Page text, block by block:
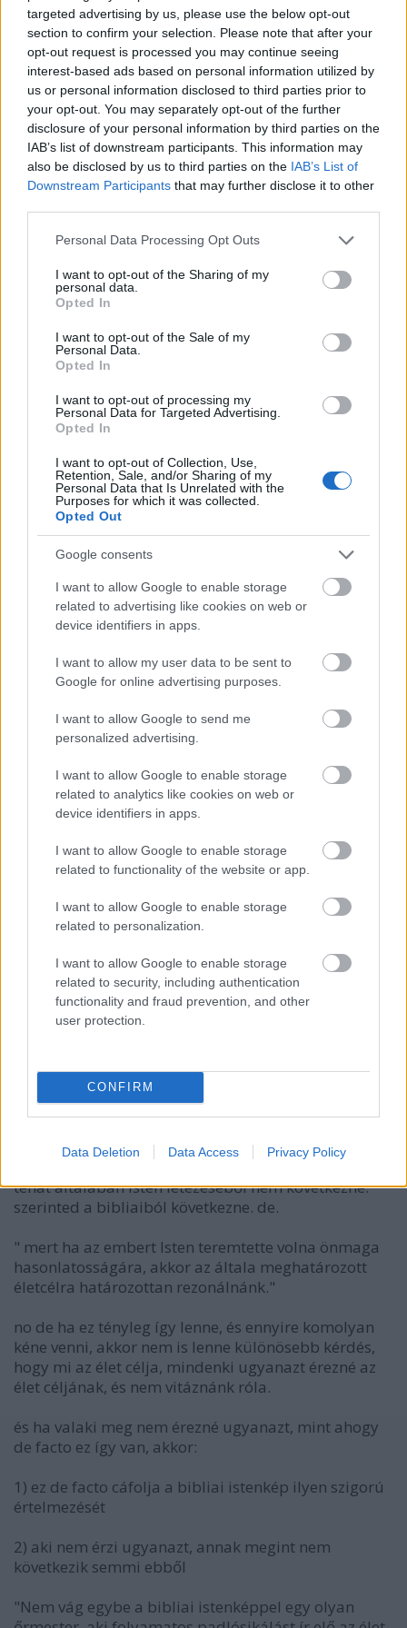
targeted advertising by us, please use the below opt-out
section to confirm your selection. Please note that after your
opt-out request is processed you may continue seeing
interest-based ads based on personal information utilized by
us or personal information disclosed to third parties prior to
your opt-out. You may separately opt-out of the further
disclosure of your personal information by third parties on the
IAB’s list of downstream participants. This information may
also be disclosed by us to third parties on the IAB’s List of
Downstream Participants that may further disclose it to other
Please note that this website/app uses one or more Google
not limited to your visit or usage behaviour. You may click to
grant or deny consent to Google and its third-party tags to
use your data for below specified purposes in below Google
consent section.
Personal Data Processing Opt Outs
I want to opt-out of the Sharing of my
personal data.
Opted In
I want to opt-out of the Sale of my
Personal Data.
Opted In
I want to opt-out of processing my
Personal Data for Targeted Advertising.
Opted In
I want to opt-out of Collection, Use,
Retention, Sale, and/or Sharing of my
Personal Data that Is Unrelated with the
Purposes for which it was collected.
Opted Out
Google consents
I want to allow Google to enable storage
related to advertising like cookies on web or
device identifiers in apps.
I want to allow my user data to be sent to
Google for online advertising purposes.
I want to allow Google to send me
personalized advertising.
I want to allow Google to enable storage
related to analytics like cookies on web or
device identifiers in apps.
I want to allow Google to enable storage
related to functionality of the website or app.
I want to allow Google to enable storage
related to personalization.
I want to allow Google to enable storage
related to security, including authentication
functionality and fraud prevention, and other
user protection.
CONFIRM
Data Deletion Data Access Privacy Policy
alkotott, ízekre lehetne szedni az egész beszédét jó
cikket lehetne belőle írni. Amúgy ha nem láttad lesz
most megint egy vita arról, hogy felelős-e a vallás
vagy a társadalmi közeg valakinek a terroristává
válásában. Érdekes lehet.
www.facebook.com/events/569622126508416/?
ref_dashboard_filter=upcoming
Brendel Mátyás
11 éve
@AlexG: A Pascal idézetbe azért túl sokat látsz bele.
szakértők fognak vitázni egy teológussal. Nyilván
senki nem fog valláskritikai véleményt képviselni.
A youtube felvételért kösz, láttam már tegnap
valahol, de most megírtam.
Késes Szent Alia
"isten létezéséből nem következne semmi az élet
értelmére."
A bibliai istenkép alapján következne, mert ha az
embert Isten teremtette volna önmaga
hasonlatosságára, akkor az általa meghatározott
életcélra határozottan rezonálnánk. Éreznénk, hogy
ez valahogy jó és hogy ez a dolgoknak a legbensőbb
lényege, még ha megmagyarázni nem is tudjuk,
hogy miért. Nem vág egybe a bibliai istenképpel egy
olyan őrmester, aki folyamatos padlósikálást ír elő
az élet értelmeként, miközben nem ültette belénk a
padlósikálás iránti elemi vágyat.
magának az isteneit és vallásait, akkor szintén úgy
logikus, hogy olyasféle dolgokat mondasson
tulajdonképp vágyik az ember, csak egyedül nincs
hozzá elég bátorsága vagy ereje.
11 éve
@Késes Szent Alia:
"A bibliai istenkép alapján következne"
tehát általában isten létezéséből nem következne.
szerinted a bibliaiból következne. de.
" mert ha az embert Isten teremtette volna önmaga
hasonlatosságára, akkor az általa meghatározott
életcélra határozottan rezonálnánk."
no de ha ez tényleg így lenne, és ennyire komolyan
kéne venni, akkor nem is lenne különösebb kérdés,
hogy mi az élet célja, mindenki ugyanazt érezné az
élet céljának, és nem vitáznánk róla.
és ha valaki meg nem érezné ugyanazt, mint ahogy
de facto ez így van, akkor:
1) ez de facto cáfolja a bibliai istenkép ilyen szigorú
értelmezését
2) aki nem érzi ugyanazt, annak megint nem
következik semmi ebből
"Nem vág egybe a bibliai istenképpel egy olyan